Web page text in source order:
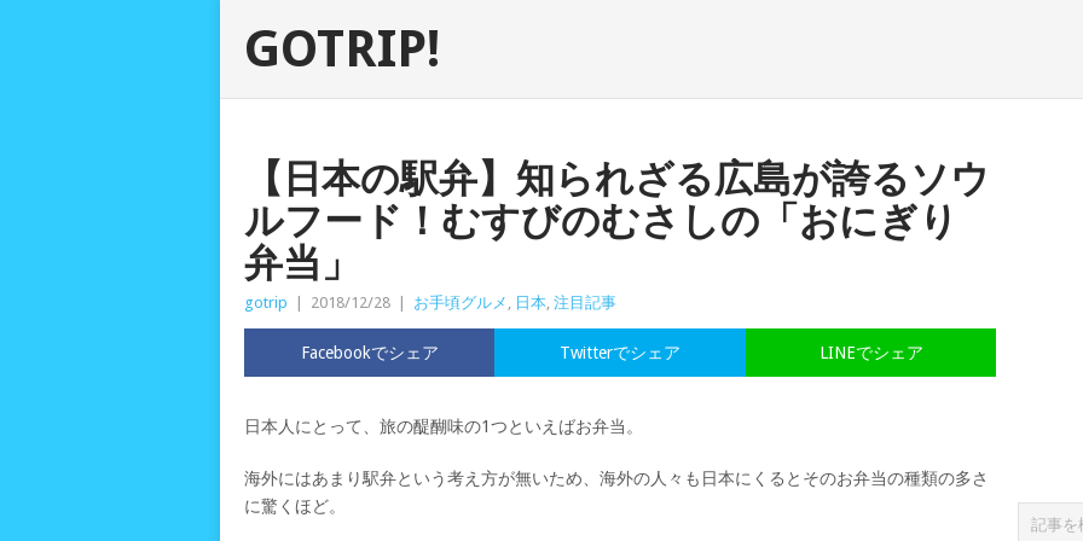
GOTRIP!
【日本の駅弁】知られざる広島が誇るソウ
ルフード！むすびのむさしの「おにぎり
弁当」
gotrip 2018/12/28 お手頃グルメ , 日本, 注目記事
Facebookでシェア LINEでシェア
Twitterでシェア
日本人にとって、旅の醍醐味の1つといえばお弁当。
海外にはあまり駅弁という考え方が無いため、海外の人々も日本にくるとそのお弁当の種類の多さ
に驚くほど。